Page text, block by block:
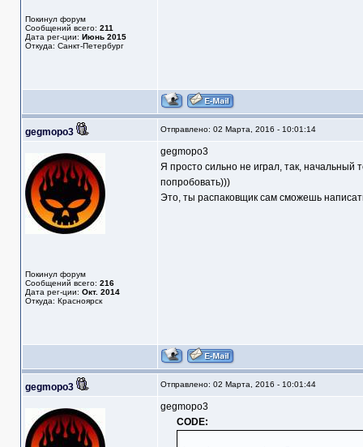
Покинул форум
Сообщений всего: 211
Дата рег-ции: Июнь 2015
Откуда: Санкт-Петербург
gegmopo3 Отправлено: 02 Марта, 2016 - 10:01:14
Покинул форум
Сообщений всего: 216
Дата рег-ции: Окт. 2014
Откуда: Красноярск
gegmopo3
Я просто сильно не играл, так, начальный
попробовать)))
Это, ты распаковщик сам сможешь
gegmopo3 Отправлено: 02 Марта, 2016 - 10:01:44
gegmopo3
CODE: